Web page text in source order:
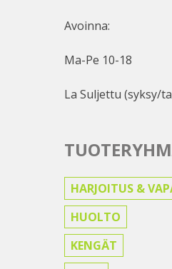
Avoinna:
Ma-Pe 10-18
La Suljettu (syksy/
HARJOITUS &
HUOLTO
KENGÄT